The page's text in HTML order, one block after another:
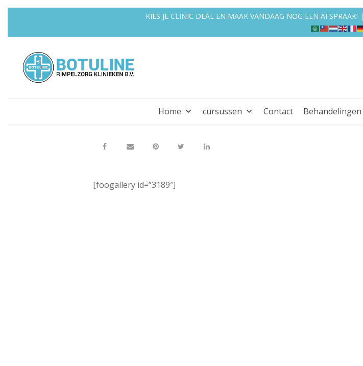
KIES JE CLINIC DEAL EN MAAK VANDAAG NOG EEN AFSPRAAK! |
Home cursussen Contact Behandelingen
[foogallery id=”3189″]